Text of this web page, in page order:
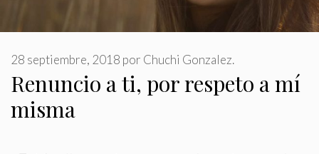
Renuncio a ti, por respeto a mí
misma
28 septiembre, 2018 por Chuchi Gonzalez.